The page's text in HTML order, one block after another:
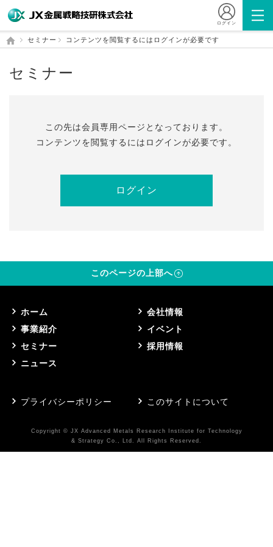
ログイン
セミナー コンテンツを閲覧するにはログインが必要です
セミナー
この先は会員専⽤ページとなっております。
コンテンツを閲覧するにはログインが必要です。
ログイン
このページの上部へ
ホーム
会社情報
事業紹介
イベント
セミナー
採用情報
ニュース
プライバシーポリシー このサイトについて
Copyright © JX Advanced Metals Research Institute for Technology
& Strategy Co., Ltd. All Rights Reserved.